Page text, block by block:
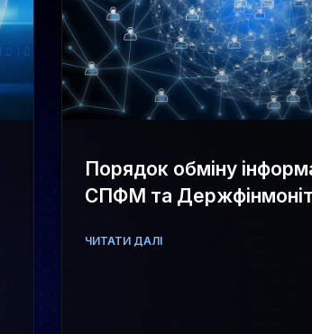
Порядок обміну
СПФМ та
ЧИТАТИ ДАЛІ